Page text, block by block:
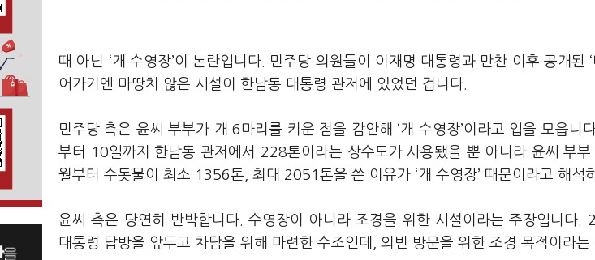
때 아닌 ‘개 수영장’이 논란입니다. 민주당 의원들이 이재명 대통령과 만찬 이후 공개된
어가기엔 마땅치 않은 시설이 한남동 대통령 관저에 있었던 겁니다.
민주당 측은 윤씨 부부가 개 6마리를 키운 점을 감안해 ‘개 수영장’이라고 입을 모읍니
부터 10일까지 한남동 관저에서 228톤이라는 상수도가 사용됐을 뿐 아니라 윤씨 부
월부터 수돗물이 최소 1356톤, 최대 2051톤을 쓴 이유가 ‘개 수영장’ 때문이라고 해석
윤씨 측은 당연히 반박합니다. 수영장이 아니라 조경을 위한 시설이라는 주장입니다.
대통령 답방을 앞두고 차담을 위해 마련한 수조인데, 외빈 방문을 위한 조경 목적이라는